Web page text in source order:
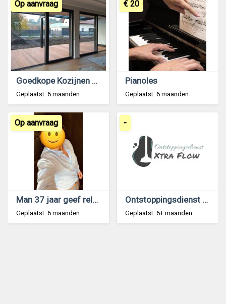
Goedkope Kozijnen met Montage
Geplaatst: 6 maanden
Op aanvraag
Pianoles
Geplaatst: 6 maanden
€ 20
Man 37 jaar geef relax en ontspanning massages
Geplaatst: 6 maanden
Op aanvraag
Ontstoppingsdienst Xtra Flow
Geplaatst: 6+ maanden
-